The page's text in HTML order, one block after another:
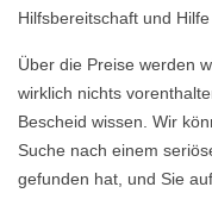
Hilfsbereitschaft und Hilfe
Über die Preise werden
wirklich nichts
Bescheid wissen. Wir
Suche nach einem
gefunden hat, und Sie